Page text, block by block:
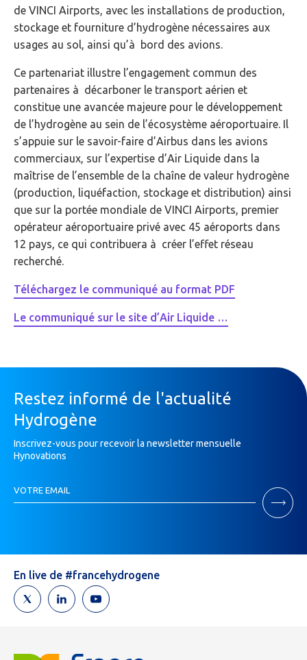
de VINCI Airports, avec les installations de production,
stockage et fourniture d’hydrogène nécessaires aux
usages au sol, ainsi qu’à bord des avions.
Ce partenariat illustre l’engagement commun des
partenaires à décarboner le transport aérien et
constitue une avancée majeure pour le développement
de l’hydrogène au sein de l’écosystème aéroportuaire. Il
s’appuie sur le savoir-faire d’Airbus dans les avions
commerciaux, sur l’expertise d’Air Liquide dans la
maîtrise de l’ensemble de la chaîne de valeur hydrogène
(production, liquéfaction, stockage et distribution) ainsi
que sur la portée mondiale de VINCI Airports, premier
opérateur aéroportuaire privé avec 45 aéroports dans
12 pays, ce qui contribuera à créer l’effet réseau
recherché.
Téléchargez le communiqué au format PDF
Le communiqué sur le site d’Air Liquide …
Restez informé de l'actualité
Hydrogène
Inscrivez-vous pour recevoir la newsletter mensuelle
Hynovations
Newsletter
VOTRE EMAIL
Si
un
humain,
ne
remplissez
pas
En live de #francehydrogene